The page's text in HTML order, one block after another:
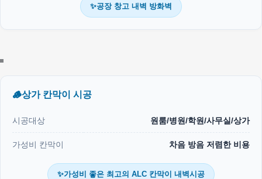
✨공장 창고 내벽 방화벽
🪵상가 칸막이 시공
시공대상 원룸/병원/학원/사무실/상가
가성비 칸막이 차음 방음 저렴한 비용
✨가성비 좋은 최고의 ALC 칸막이 내벽시공